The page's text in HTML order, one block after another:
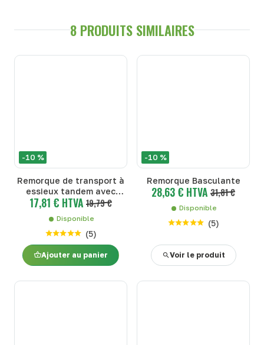
8 PRODUITS SIMILAIRES
-10 %
Remorque de transport à
essieux tandem avec
panneau amovible
17,81 € HTVA 19,79 €
Disponible
(5)
Ajouter au panier
-10 %
Remorque Basculante
28,63 € HTVA 31,81 €
Disponible
(5)
Voir le produit